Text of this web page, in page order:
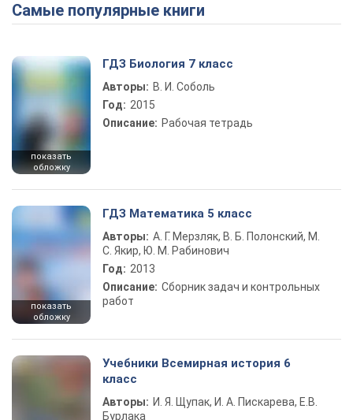
Самые популярные книги
показать
обложку
ГДЗ Биология 7 класс
Авторы: В. И. Соболь
Год: 2015
Описание: Рабочая тетрадь
показать
обложку
ГДЗ Математика 5 класс
Авторы: А. Г. Мерзляк, В. Б. Полонский, М.
С. Якир, Ю. М. Рабинович
Год: 2013
Описание: Сборник задач и контрольных
работ
Учебники Всемирная история 6
класс
Авторы: И. Я. Щупак, И. А. Пискарева, Е.В.
Бурлака